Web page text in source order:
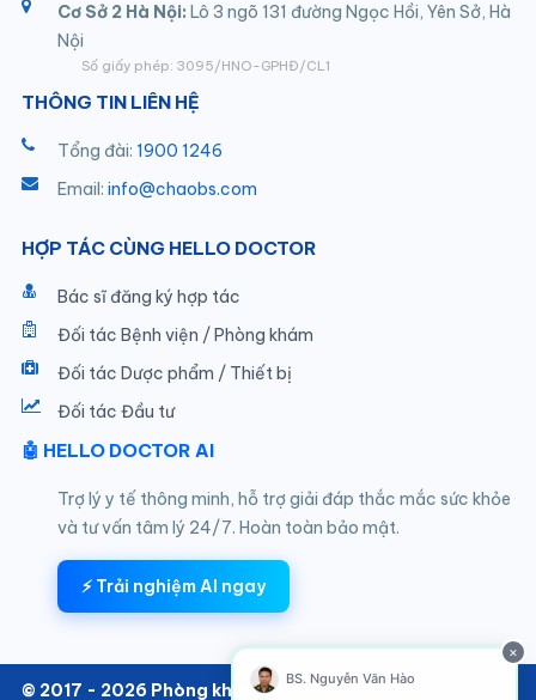
×
BS. Nguyễn Văn Hào
Cơ Sở 2 Hà Nội: Lô 3 ngõ 131 đường Ngọc Hồi, Yên Sở, Hà
Nội
Số giấy phép: 3095/HNO-GPHĐ/CL1
THÔNG TIN LIÊN HỆ
Tổng đài: 1900 1246
Email: info@chaobs.com
HỢP TÁC CÙNG HELLO DOCTOR
Bác sĩ đăng ký hợp tác
Đối tác Bệnh viện / Phòng khám
Đối tác Dược phẩm / Thiết bị
Đối tác Đầu tư
🤖 HELLO DOCTOR AI
Trợ lý y tế thông minh, hỗ trợ giải đáp thắc mắc sức khỏe
và tư vấn tâm lý 24/7. Hoàn toàn bảo mật.
⚡ Trải nghiệm AI ngay
© 2017 - 2026 Phòng khám SKTT thuộc Hello Doctor Số: